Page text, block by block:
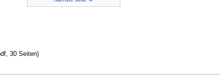
30 Seiten)